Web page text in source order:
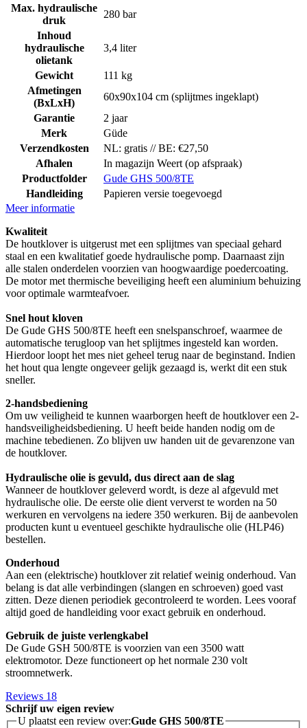
Max. hydraulische
druk
280 bar
Inhoud
hydraulische
olietank
3,4 liter
Gewicht
111 kg
Afmetingen
(BxLxH)
60x90x104 cm (splijtmes ingeklapt)
Garantie
2 jaar
Merk
Güde
Verzendkosten
NL: gratis // BE: €27,50
Afhalen
In magazijn Weert (op afspraak)
Productfolder
Gude GHS 500/8TE
Handleiding
Papieren versie toegevoegd
Meer informatie
Kwaliteit
De houtklover is uitgerust met een splijtmes van speciaal gehard
staal en een kwalitatief goede hydraulische pomp. Daarnaast zijn
alle stalen onderdelen voorzien van hoogwaardige poedercoating.
De motor met thermische beveiliging heeft een aluminium behuizing
voor optimale warmteafvoer.
Snel hout kloven
De Gude GHS 500/8TE heeft een snelspanschroef, waarmee de
automatische terugloop van het splijtmes ingesteld kan worden.
Hierdoor loopt het mes niet geheel terug naar de beginstand. Indien
het hout qua lengte ongeveer gelijk gezaagd is, werkt dit een stuk
sneller.
2-handsbediening
Om uw veiligheid te kunnen waarborgen heeft de houtklover een 2-
handsveiligheidsbediening. U heeft beide handen nodig om de
machine tebedienen. Zo blijven uw handen uit de gevarenzone van
de houtklover.
Hydraulische olie is gevuld, dus direct aan de slag
Wanneer de houtklover geleverd wordt, is deze al afgevuld met
hydraulische olie. De eerste olie dient ververst te worden na 50
werkuren en vervolgens na iedere 350 werkuren. Bij de aanbevolen
producten kunt u eventueel geschikte hydraulische olie (HLP46)
bestellen.
Onderhoud
Aan een (elektrische) houtklover zit relatief weinig onderhoud. Van
belang is dat alle verbindingen (slangen en schroeven) goed vast
zitten. Deze dienen periodiek gecontroleerd te worden. Lees vooraf
altijd goed de handleiding voor exact gebruik en onderhoud.
Gebruik de juiste verlengkabel
De Gude GSH 500/8TE is voorzien van een 3500 watt
elektromotor. Deze functioneert op het normale 230 volt
stroomnetwerk.
Reviews 18
Schrijf uw eigen review
U plaatst een review over:Gude GHS 500/8TE